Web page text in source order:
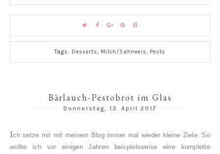
Tags: Desserts Milch/Sahneeis Pesto
Bärlauch-Pestobrot im Glas
Donnerstag, 13. April 2017
Ich setze mir mit meinem Blog immer mal wieder kleine Ziele. So
wollte ich vor einigen Jahren beispielsweise eine komplette